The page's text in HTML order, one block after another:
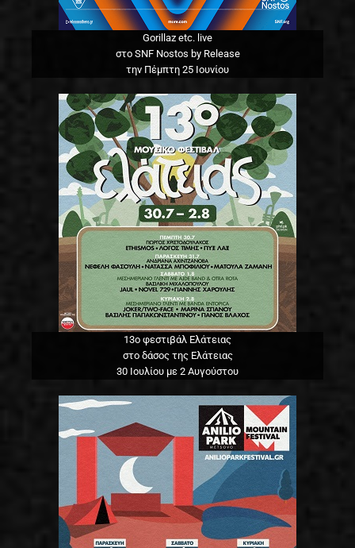
Gorillaz etc. live
στο SNF Nostos by Release
την Πέμπτη 25 Ιουνίου
13o φεστιβάλ Ελάτειας
στο δάσος της Ελάτειας
30 Ιουλίου με 2 Αυγούστου